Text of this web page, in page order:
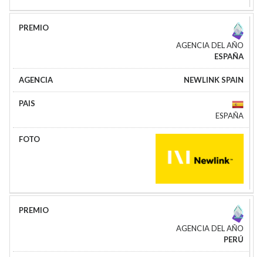
AGENCIA DEL AÑO
ESPAÑA
NEWLINK SPAIN
ESPAÑA
AGENCIA DEL AÑO
PERÚ